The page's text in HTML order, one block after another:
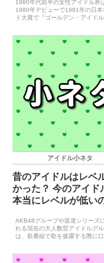
1980年代前半の女性アイドル界
1980年デビューで1981年の日本
ド大賞で『ゴールデン・アイドル
『ゴールデン・アイドル賞』を受
アイドル小ネタ
昔のアイドルはレベ
かった？ 今のアイド
本当にレベルが低い
AKB48グループや坂道シリーズ
れる現在の大人数型アイドルグ
は、歌番組で歌を披露する際に口
ル、80年代アイドル）はテレビ番